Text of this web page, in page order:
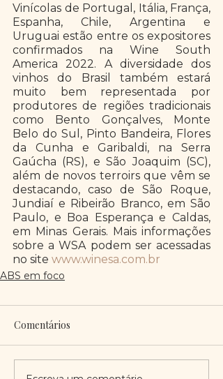
Vinícolas de Portugal, Itália, França,
Espanha, Chile, Argentina e
Uruguai estão entre os expositores
confirmados na Wine South
America 2022. A diversidade dos
vinhos do Brasil também estará
muito bem representada por
produtores de regiões tradicionais
como Bento Gonçalves, Monte
Belo do Sul, Pinto Bandeira, Flores
da Cunha e Garibaldi, na Serra
Gaúcha (RS), e São Joaquim (SC),
além de novos terroirs que vêm se
destacando, caso de São Roque,
Jundiaí e Ribeirão Branco, em São
Paulo, e Boa Esperança e Caldas,
em Minas Gerais. Mais informações
sobre a WSA podem ser acessadas
no site www.winesa.com.br
ABS em foco
Comentários